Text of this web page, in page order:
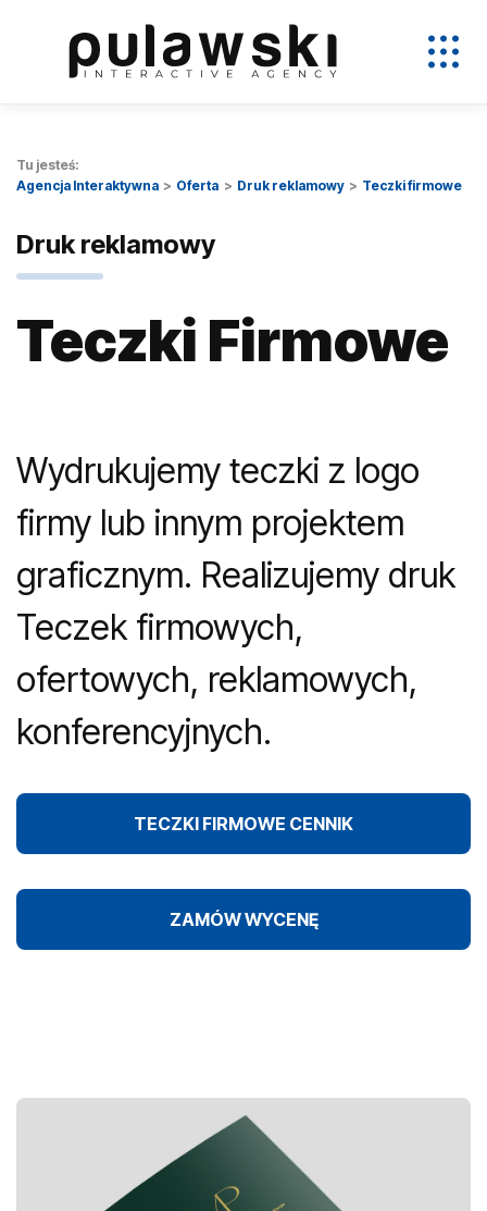
Tu jesteś:
Agencja Interaktywna
Oferta Druk reklamowy Teczki firmowe
Druk reklamowy
Teczki Firmowe
Wydrukujemy teczki z logo
firmy lub innym projektem
graficznym. Realizujemy druk
Teczek firmowych,
ofertowych, reklamowych,
konferencyjnych.
TECZKI FIRMOWE CENNIK
ZAMÓW WYCENĘ